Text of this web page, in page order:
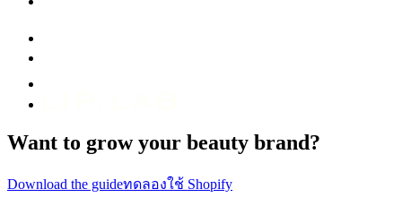
Want to grow your beauty brand?
Download the guideทดลองใช้ Shopify